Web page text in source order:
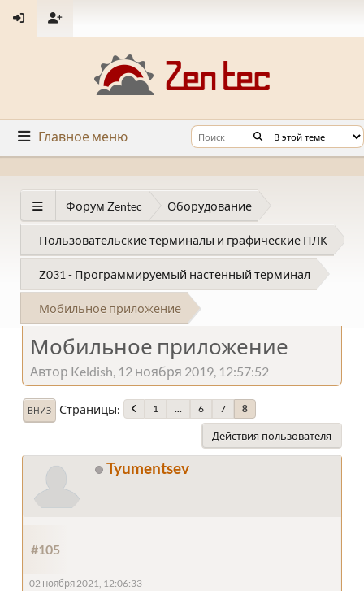
Главное меню
Форум Zentec Оборудование
Пользовательские терминалы и графические ПЛК
Z031 - Программируемый настенный терминал
Мобильное приложение
Мобильное приложение
Автор Keldish, 12 ноября 2019, 12:57:52
ВНИЗ Страницы 1 ... 6 7 8
Действия пользователя
Tyumentsev
#105
02 ноября 2021, 12:06:33